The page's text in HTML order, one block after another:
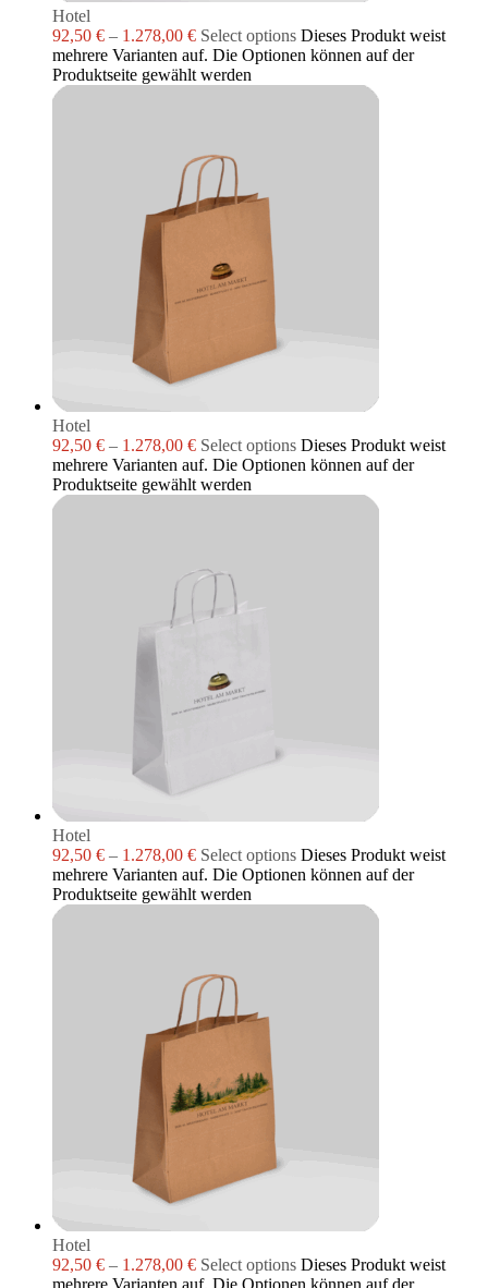
Hotel
92,50 € – 1.278,00 € Select options Dieses Produkt weist
mehrere Varianten auf. Die Optionen können auf der
Produktseite gewählt werden
Hotel
92,50 € – 1.278,00 € Select options Dieses Produkt weist
mehrere Varianten auf. Die Optionen können auf der
Produktseite gewählt werden
Hotel
92,50 € – 1.278,00 € Select options Dieses Produkt weist
mehrere Varianten auf. Die Optionen können auf der
Produktseite gewählt werden
Hotel
92,50 € – 1.278,00 € Select options Dieses Produkt weist